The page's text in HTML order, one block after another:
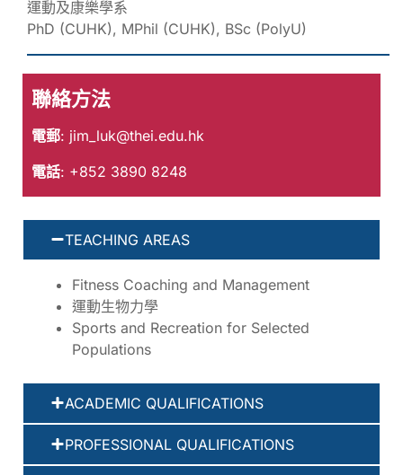
運動及康樂學系
PhD (CUHK), MPhil (CUHK), BSc (PolyU)
聯絡方法
電郵: jim_luk@thei.edu.hk
電話: +852 3890 8248
TEACHING AREAS
Fitness Coaching and Management
運動生物力學
Sports and Recreation for Selected
Populations
ACADEMIC QUALIFICATIONS
PROFESSIONAL QUALIFICATIONS